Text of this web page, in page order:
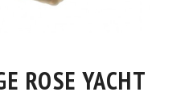
ROSE YACHT